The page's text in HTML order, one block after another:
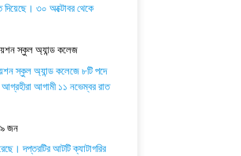
দিয়েছে। ৩০ অক্টোবর থেকে
স্কুল অ্যান্ড কলেজ
স্কুল অ্যান্ড কলেজে ৮টি পদে
আগামী ১১ নভেম্বর রাত
জন
দপ্তরটির আটটি ক্যাটাগরির